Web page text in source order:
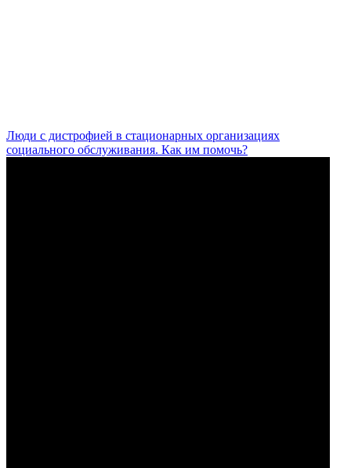
Люди с дистрофией в стационарных организациях
социального обслуживания. Как им помочь?